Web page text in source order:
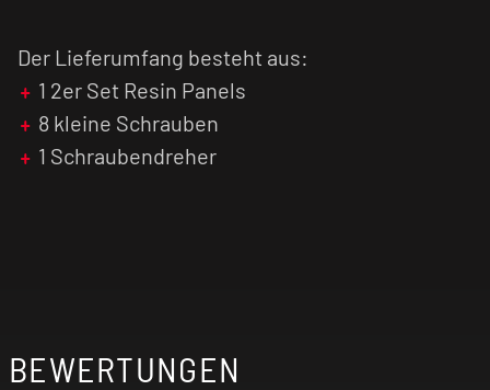
Der Lieferumfang besteht aus:
1 2er Set Resin Panels
8 kleine Schrauben
1 Schraubendreher
BEWERTUNGEN